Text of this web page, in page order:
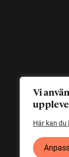
Vi
Här kan du